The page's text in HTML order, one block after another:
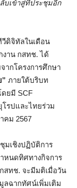
บเข้าสู่ที่ประชุมอีก
ดิจิทัลในเดือน
งาน กสทช. ได้
ากโครงการศึกษา
ภายใต้บริบท
ดยมี SCF
รปและไทยร่วม
คม 2567
มเชิงปฏิบัติการ
หนดทิศทางกิจการ
สทช. จะมีมติเมื่อวัน
ลฉากทัศน์เพิ่มเติม